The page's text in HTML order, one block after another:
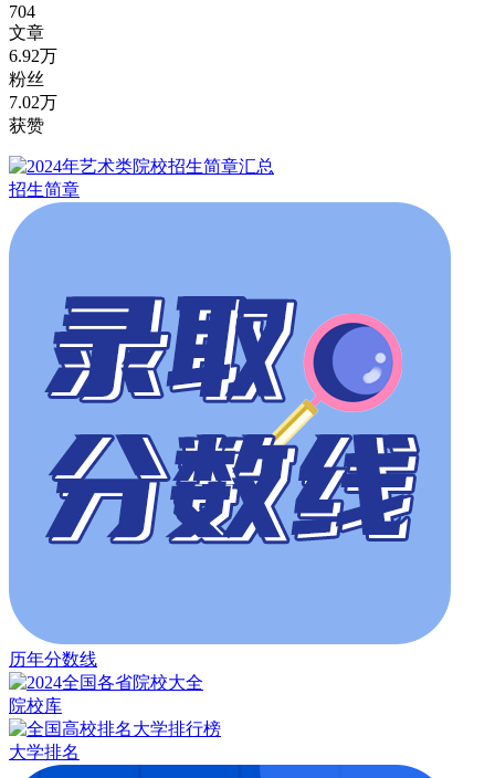
704
文章
6.92万
粉丝
7.02万
获赞
招生简章
历年分数线
院校库
大学排名